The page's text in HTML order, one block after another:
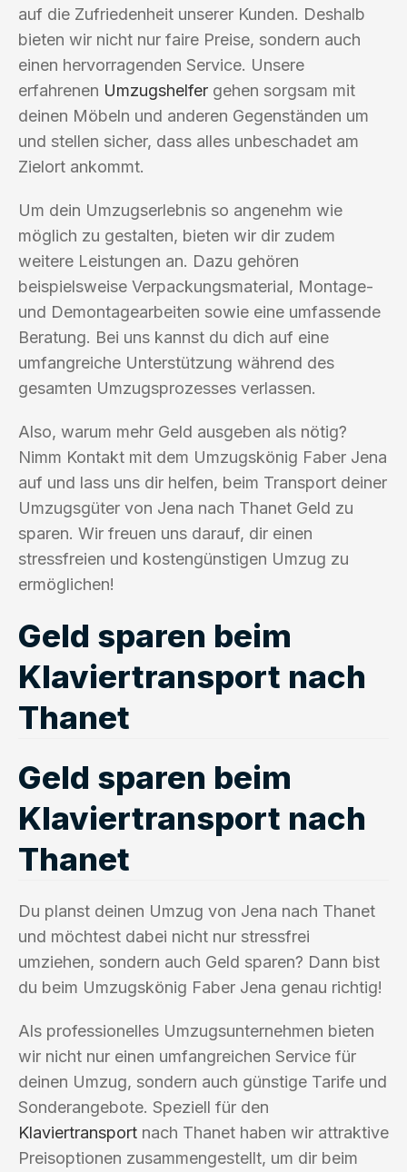
auf die Zufriedenheit unserer Kunden. Deshalb
bieten wir nicht nur faire Preise, sondern auch
einen hervorragenden Service. Unsere
erfahrenen Umzugshelfer gehen sorgsam mit
deinen Möbeln und anderen Gegenständen um
und stellen sicher, dass alles unbeschadet am
Zielort ankommt.
Um dein Umzugserlebnis so angenehm wie
möglich zu gestalten, bieten wir dir zudem
weitere Leistungen an. Dazu gehören
beispielsweise Verpackungsmaterial, Montage-
und Demontagearbeiten sowie eine umfassende
Beratung. Bei uns kannst du dich auf eine
umfangreiche Unterstützung während des
gesamten Umzugsprozesses verlassen.
Also, warum mehr Geld ausgeben als nötig?
Nimm Kontakt mit dem Umzugskönig Faber Jena
auf und lass uns dir helfen, beim Transport deiner
Umzugsgüter von Jena nach Thanet Geld zu
sparen. Wir freuen uns darauf, dir einen
stressfreien und kostengünstigen Umzug zu
ermöglichen!
Geld sparen beim
Klaviertransport nach
Thanet
Geld sparen beim
Klaviertransport nach
Thanet
Du planst deinen Umzug von Jena nach Thanet
und möchtest dabei nicht nur stressfrei
umziehen, sondern auch Geld sparen? Dann bist
du beim Umzugskönig Faber Jena genau richtig!
Als professionelles Umzugsunternehmen bieten
wir nicht nur einen umfangreichen Service für
deinen Umzug, sondern auch günstige Tarife und
Sonderangebote. Speziell für den
Klaviertransport nach Thanet haben wir attraktive
Preisoptionen zusammengestellt, um dir beim